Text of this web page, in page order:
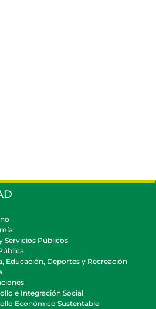
Servicios Públicos
Educación, Deportes y Recreación
e Integración Social
Económico Sustentable